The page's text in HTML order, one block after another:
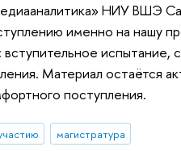
НИУ ВШЭ
именно на нашу
Материал остаётся
поступления.
магистратура